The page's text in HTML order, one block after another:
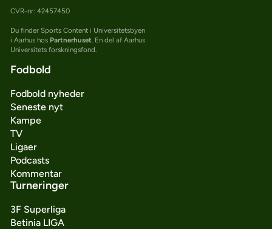
CVR-nr: 42457450
Du finder Sports Content i Universitetsbyen
i Aarhus hos Partnerhuset. En del af Aarhus
Universitets forskningsfond.
Fodbold
Fodbold nyheder
Seneste nyt
Kampe
TV
Ligaer
Podcasts
Kommentar
Turneringer
3F Superliga
Betinia LIGA